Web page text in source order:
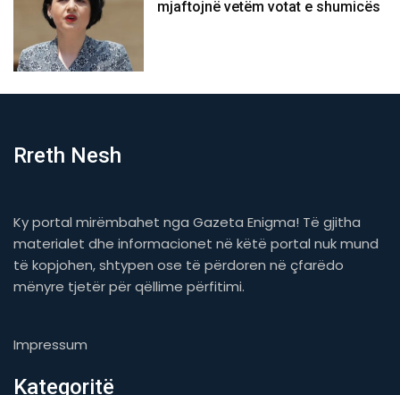
mjaftojnë vetëm votat e shumicës
Rreth Nesh
Ky portal mirëmbahet nga Gazeta Enigma! Të gjitha
materialet dhe informacionet në këtë portal nuk mund
të kopjohen, shtypen ose të përdoren në çfarëdo
mënyre tjetër për qëllime përfitimi.
Impressum
Kategoritë